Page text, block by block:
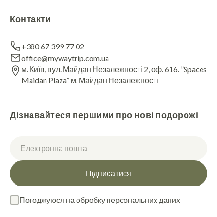
Контакти
+380 67 399 77 02
office@mywaytrip.com.ua
м. Київ, вул. Майдан Незалежності 2, оф. 616. ”Spaces
Maidan Plaza” м. Майдан Незалежності
Дізнавайтеся першими про нові подорожі
Підписатися
Погоджуюся на обробку персональних даних